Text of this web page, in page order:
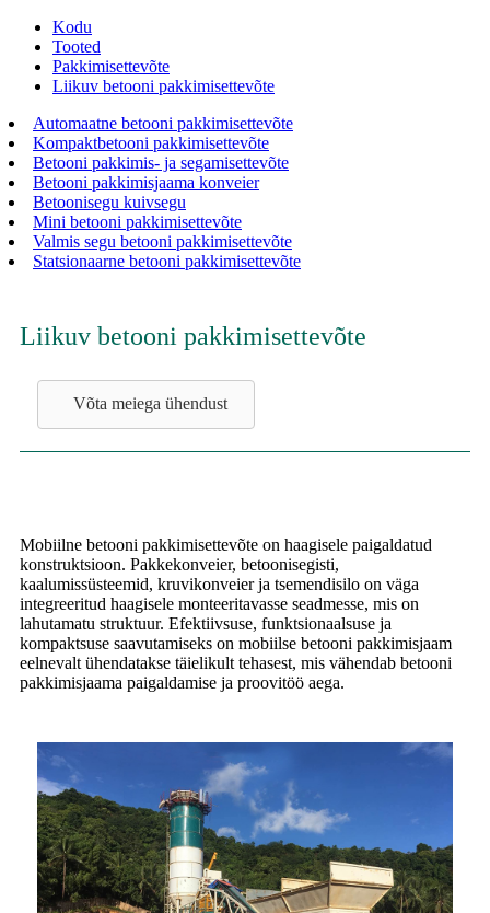
Kodu
Tooted
Pakkimisettevõte
Liikuv betooni pakkimisettevõte
Automaatne betooni pakkimisettevõte
Kompaktbetooni pakkimisettevõte
Betooni pakkimis- ja segamisettevõte
Betooni pakkimisjaama konveier
Betoonisegu kuivsegu
Mini betooni pakkimisettevõte
Valmis segu betooni pakkimisettevõte
Statsionaarne betooni pakkimisettevõte
Liikuv betooni pakkimisettevõte
Võta meiega ühendust
Mobiilne betooni pakkimisettevõte on haagisele paigaldatud
konstruktsioon. Pakkekonveier, betoonisegisti,
kaalumissüsteemid, kruvikonveier ja tsemendisilo on väga
integreeritud haagisele monteeritavasse seadmesse, mis on
lahutamatu struktuur. Efektiivsuse, funktsionaalsuse ja
kompaktsuse saavutamiseks on mobiilse betooni pakkimisjaam
eelnevalt ühendatakse täielikult tehasest, mis vähendab betooni
pakkimisjaama paigaldamise ja proovitöö aega.